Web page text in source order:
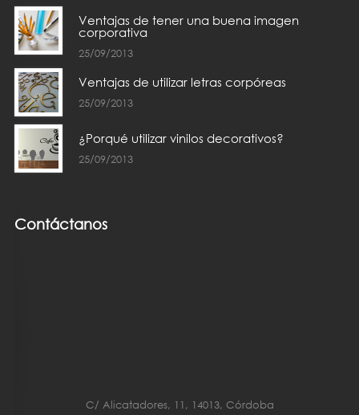
Ventajas de tener una buena imagen
corporativa
25/09/2013
Ventajas de utilizar letras corpóreas
25/09/2013
¿Porqué utilizar vinilos decorativos?
25/09/2013
Contáctanos
C/ Alicatadores, 11, 14013, Córdoba